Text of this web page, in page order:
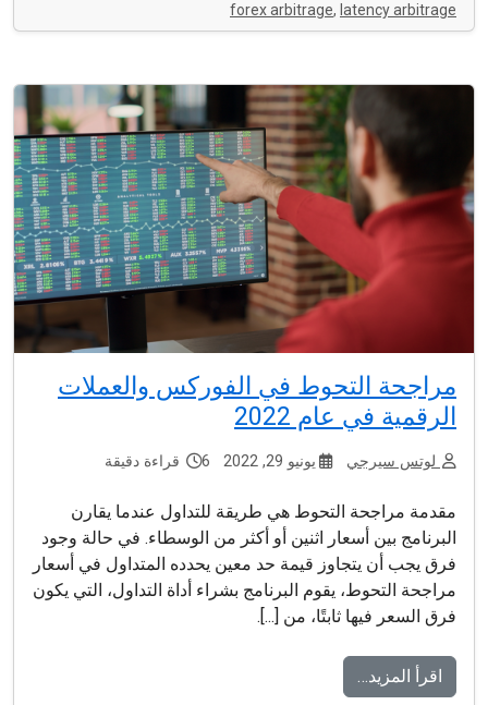
forex arbitrage, latency arbitrage
مراجحة التحوط في الفوركس والعملات
الرقمية في عام 2022
لوتس سيرجي يونيو 29, 2022 6 قراءة دقيقة
مقدمة مراجحة التحوط هي طريقة للتداول عندما يقارن
البرنامج بين أسعار اثنين أو أكثر من الوسطاء. في حالة وجود
فرق يجب أن يتجاوز قيمة حد معين يحدده المتداول في أسعار
مراجحة التحوط، يقوم البرنامج بشراء أداة التداول، التي يكون
فرق السعر فيها ثابتًا، من [...].
اقرأ المزيد…